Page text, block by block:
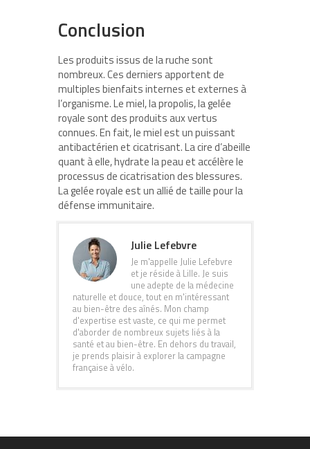
Conclusion
Les produits issus de la ruche sont
nombreux. Ces derniers apportent de
multiples bienfaits internes et externes à
l’organisme. Le miel, la propolis, la gelée
royale sont des produits aux vertus
connues. En fait, le miel est un puissant
antibactérien et cicatrisant. La cire d’abeille
quant à elle, hydrate la peau et accélère le
processus de cicatrisation des blessures.
La gelée royale est un allié de taille pour la
défense immunitaire.
Julie Lefebvre
Je m'appelle Julie Lefebvre
et je réside à Lille. Je suis
une adepte de la médecine
naturelle et douce, tout en m'intéressant
au bien-être des aînés. Mon champ
d'expertise est vaste, ce qui me permet
d'aborder de nombreux sujets liés à la
santé et au bien-être. En dehors du travail,
je prends plaisir à explorer la campagne
française à vélo.